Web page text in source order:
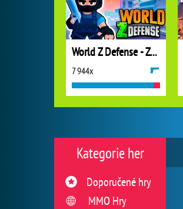
Kategorie her
Doporučené hry
MMO Hry
World Z Defense - Zombie Defense
7 944x